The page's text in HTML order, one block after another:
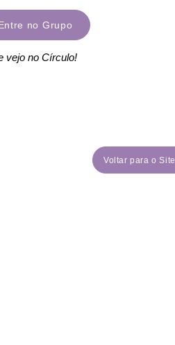
no Grupo
vejo no Círculo!
Voltar para o Site